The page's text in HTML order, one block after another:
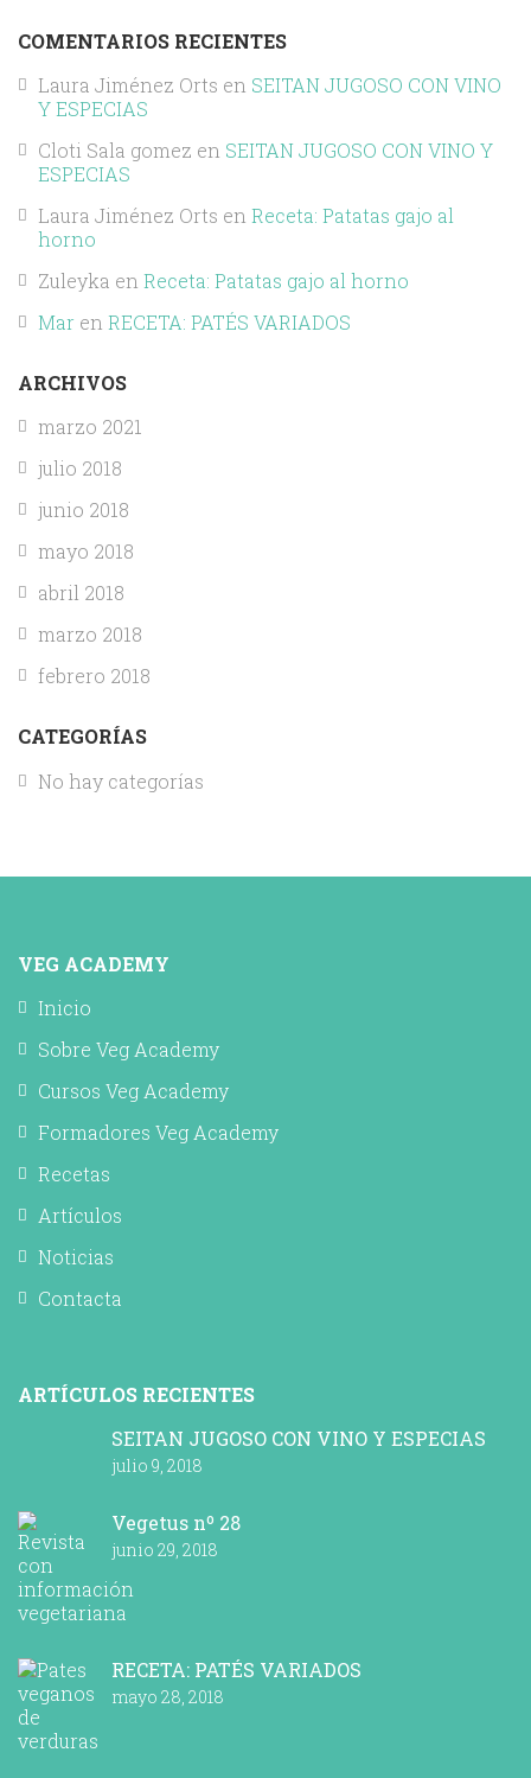
COMENTARIOS RECIENTES
Laura Jiménez Orts en SEITAN JUGOSO CON VINO
Y ESPECIAS
Cloti Sala gomez en SEITAN JUGOSO CON VINO Y
ESPECIAS
Laura Jiménez Orts en Receta: Patatas gajo al
horno
Zuleyka en Receta: Patatas gajo al horno
Mar en RECETA: PATÉS VARIADOS
ARCHIVOS
marzo 2021
julio 2018
junio 2018
mayo 2018
abril 2018
marzo 2018
febrero 2018
CATEGORÍAS
No hay categorías
VEG ACADEMY
Inicio
Sobre Veg Academy
Cursos Veg Academy
Formadores Veg Academy
Recetas
Artículos
Noticias
Contacta
ARTÍCULOS RECIENTES
SEITAN JUGOSO CON VINO Y ESPECIAS
julio 9, 2018
Vegetus nº 28
junio 29, 2018
RECETA: PATÉS VARIADOS
mayo 28, 2018